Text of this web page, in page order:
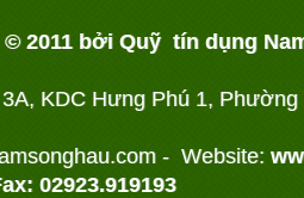
2011 bởi Quỹ tín dụng
KDC Hưng Phú 1,
ghau.com - Website:
02923.919193